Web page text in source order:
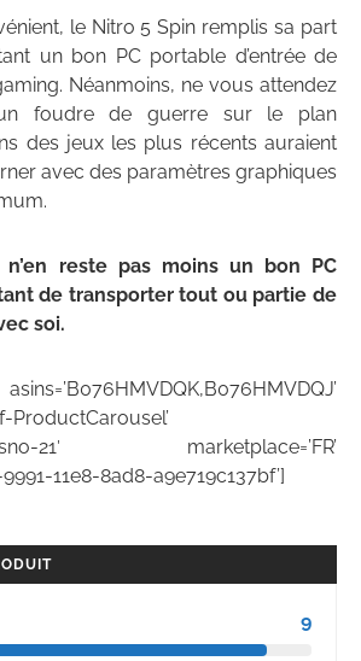
le Nitro 5 Spin remplis sa part
un bon PC portable d’entrée de
Néanmoins, ne vous attendez
foudre de guerre sur le plan
des jeux les plus récents auraient
avec des paramètres graphiques
reste pas moins un bon PC
de transporter tout ou partie de
soi.
ProductCarousel’
21′ marketplace=’FR’
11e8-8ad8-a9e719c137bf’]
9